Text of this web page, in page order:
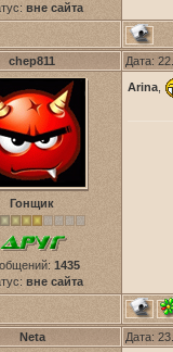
вне сайта
chep811 Дата:
Гонщик
1435
вне сайта
Arina
Neta Дата: